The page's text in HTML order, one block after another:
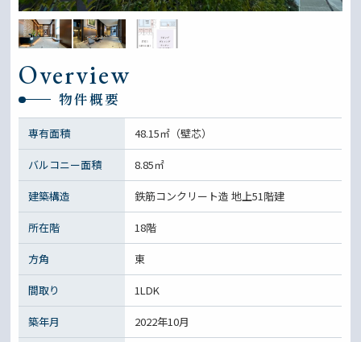
Overview
物件概要
専有面積 48.15㎡（壁芯）
バルコニー面積 8.85㎡
建築構造 鉄筋コンクリート造 地上51階建
所在階 18階
方角 東
間取り 1LDK
築年月 2022年10月